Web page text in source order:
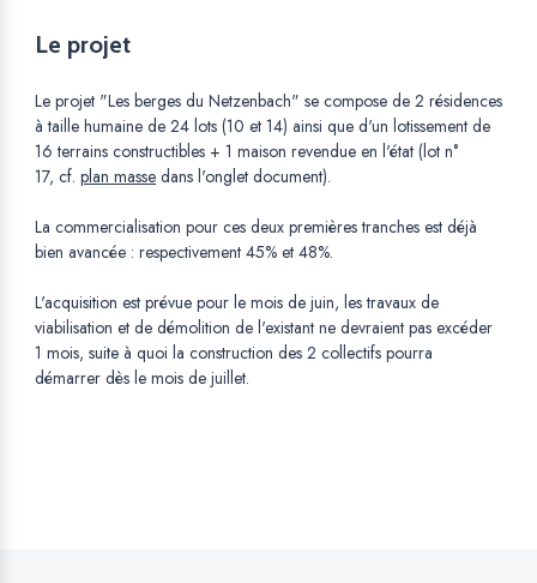
Le projet
Le projet "Les berges du Netzenbach" se compose de 2 résidences
à taille humaine de 24 lots (10 et 14) ainsi que d'un lotissement de
16 terrains constructibles + 1 maison revendue en l'état (lot n°
17, cf. plan masse dans l'onglet document).
La commercialisation pour ces deux premières tranches est déjà
bien avancée : respectivement 45% et 48%.
L'acquisition est prévue pour le mois de juin, les travaux de
viabilisation et de démolition de l'existant ne devraient pas excéder
1 mois, suite à quoi la construction des 2 collectifs pourra
démarrer dès le mois de juillet.